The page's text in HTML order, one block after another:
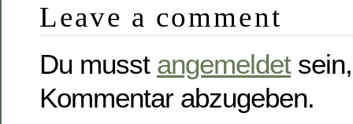
Leave a comment
Du musst angemeldet
Kommentar abzugeben.